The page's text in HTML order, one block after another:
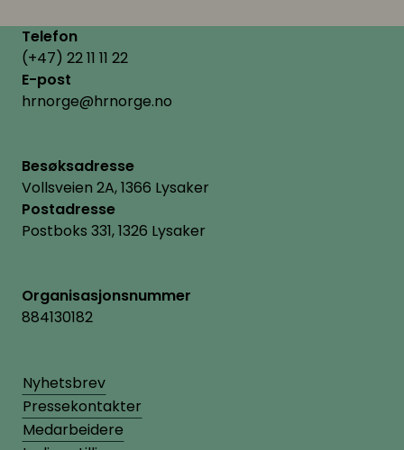
Telefon
(+47) 22 11 11 22
E-post
hrnorge@hrnorge.no
Besøksadresse
Vollsveien 2A, 1366 Lysaker
Postadresse
Postboks 331, 1326 Lysaker
Organisasjonsnummer
884130182
Nyhetsbrev
Pressekontakter
Medarbeidere